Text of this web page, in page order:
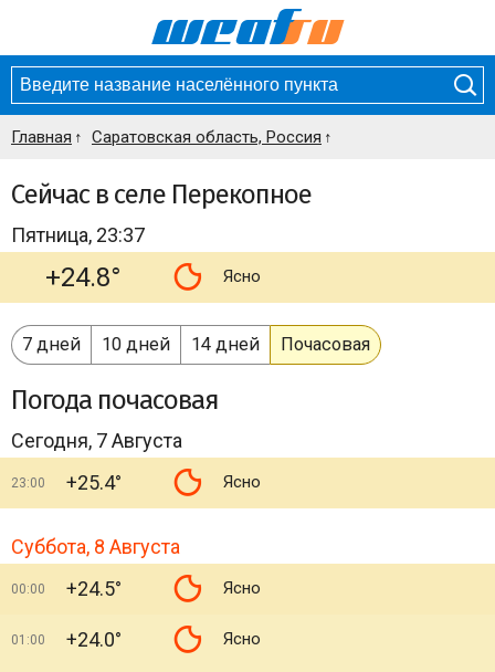
Главная Саратовская область, Россия
Сейчас в селе Перекопное
Пятница, 23:37
+24.8° Ясно
7 дней 10 дней 14 дней Почасовая
Погода почасовая
Сегодня, 7 Августа
23:00 +25.4° Ясно
Суббота, 8 Августа
00:00 +24.5° Ясно
01:00 +24.0° Ясно